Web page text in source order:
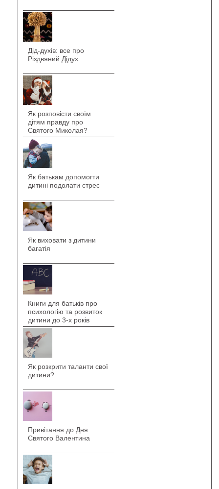
Дід-духів: все про
Різдвяний Дідух
Як розповісти своїм
дітям правду про
Святого Миколая?
Як батькам допомогти
дитині подолати стрес
Як виховати з дитини
багатія
Книги для батьків про
психологію та розвиток
дитини до 3-х років
Як розкрити таланти свої
дитини?
Привітання до Дня
Святого Валентина